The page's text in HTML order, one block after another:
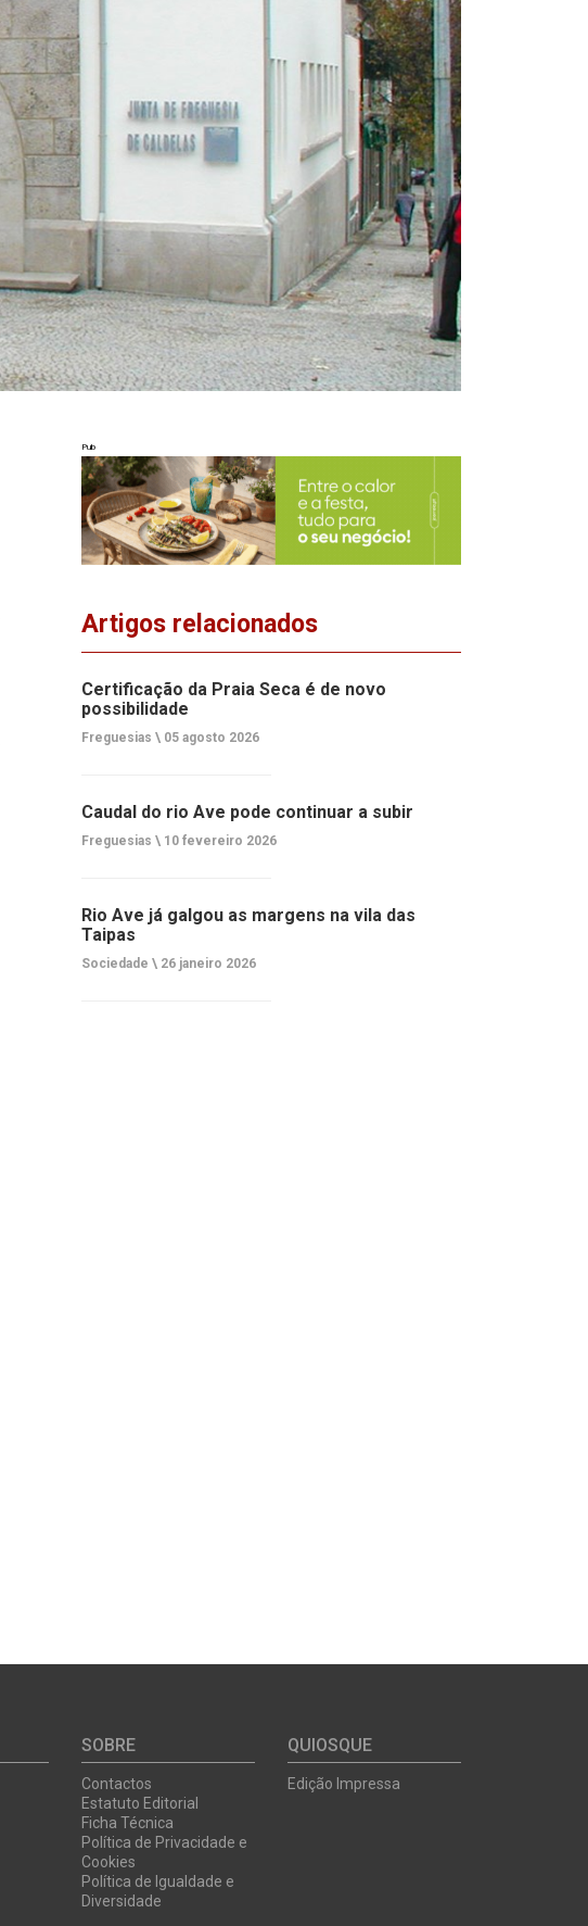
Pub
Artigos relacionados
Certificação da Praia Seca é de novo
possibilidade
Freguesias \ 05 agosto 2026
Caudal do rio Ave pode continuar a subir
Freguesias \ 10 fevereiro 2026
Rio Ave já galgou as margens na vila das
Taipas
Sociedade \ 26 janeiro 2026
SOBRE
Contactos
Estatuto Editorial
Ficha Técnica
Política de Privacidade e
Cookies
Política de Igualdade e
Diversidade
QUIOSQUE
Edição Impressa